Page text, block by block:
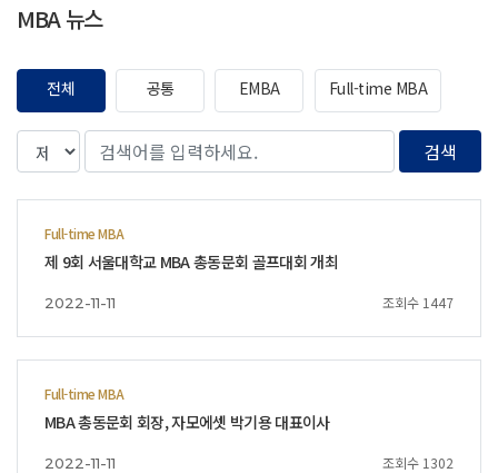
MBA 뉴스
전체 공통 EMBA Full-time MBA
검색
Full-time MBA
제 9회 서울대학교 MBA 총동문회 골프대회 개최
2022-11-11 조회수 1447
Full-time MBA
MBA 총동문회 회장, 자모에셋 박기용 대표이사
2022-11-11 조회수 1302